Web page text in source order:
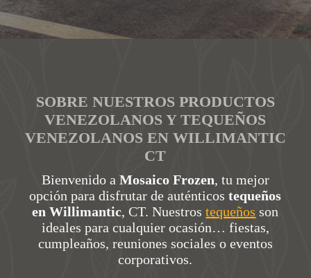
SOBRE NUESTROS PRODUCTOS
VENEZOLANOS Y TEQUEÑOS
VENEZOLANOS EN WILLIMANTIC
CT
Bienvenido a Mosaico Frozen, tu mejor
opción para disfrutar de auténticostequeños
en Willimantic, CT. Nuestrostequeños son
ideales para cualquier ocasión… fiestas,
cumpleaños, reuniones sociales o eventos
corporativos.